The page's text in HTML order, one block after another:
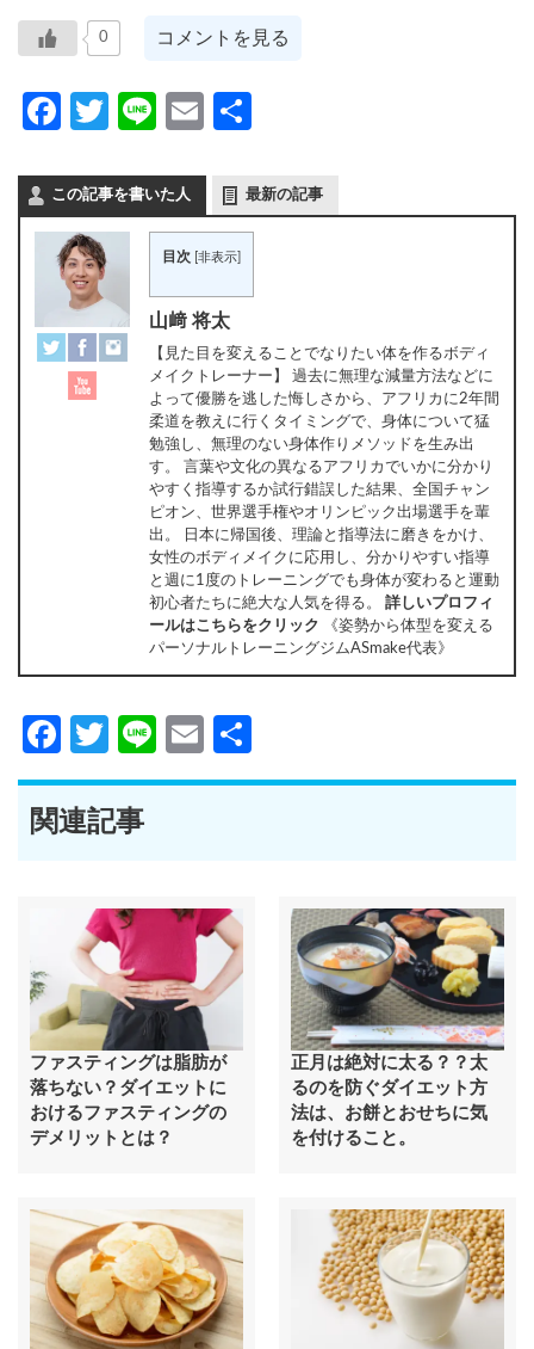
0 コメントを見る
Facebook
Twitter
LineEmail
この記事を書いた人 最新の記事
目次 非表示
山﨑 将太
【見た目を変えることでなりたい体を作るボディ
メイクトレーナー】 過去に無理な減量方法などに
よって優勝を逃した悔しさから、アフリカに2年間
柔道を教えに行くタイミングで、身体について猛
勉強し、無理のない身体作りメソッドを生み出
す。 言葉や文化の異なるアフリカでいかに分かり
やすく指導するか試行錯誤した結果、全国チャン
ピオン、世界選手権やオリンピック出場選手を輩
出。 日本に帰国後、理論と指導法に磨きをかけ、
女性のボディメイクに応用し、分かりやすい指導
と週に1度のトレーニングでも身体が変わると運動
初心者たちに絶大な人気を得る。 詳しいプロフィ
ールはこちらをクリック 《姿勢から体型を変える
パーソナルトレーニングジムASmake代表》
Facebook
Twitter
LineEmail
有
関連記事
ファスティングは脂肪が
落ちない？ダイエットに
おけるファスティングの
デメリットとは？
正月は絶対に太る？？太
るのを防ぐダイエット方
法は、お餅とおせちに気
を付けること。